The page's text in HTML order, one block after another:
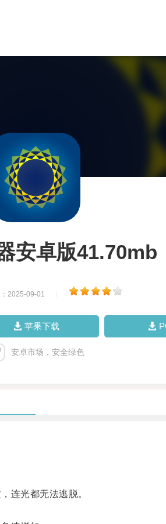
安卓版41.70mb
2025-09-01
苹果下载
安卓市场，安全绿色
连光都无法逃脱。